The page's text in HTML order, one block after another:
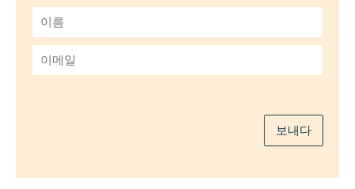
름
*
메
보내다